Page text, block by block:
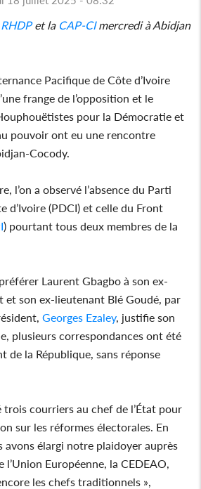
RHDPet la CAP-CImercredi à Abidjan
Pacifique de Côte d’Ivoire
frange de l’opposition et le
pour la Démocratie et
pouvoir ont eu une rencontre
Cocody.
l’on a observé l’absence du Parti
d’Ivoire (PDCI) et celle du Front
) pourtant tous deux membres de la
Laurent Gbagbo à son ex-
et son ex-lieutenant Blé Goudé, par
Georges Ezaley, justifie son
plusieurs correspondances ont été
de la République, sans réponse
trois courriers au chef de l’État pour
sur les réformes électorales. En
avons élargi notre plaidoyer auprès
Européenne, la CEDEAO,
les chefs traditionnels »,